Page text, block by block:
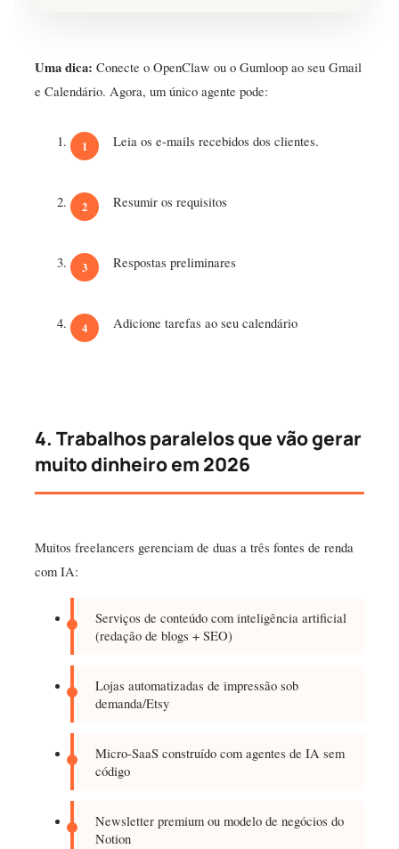
Uma dica: Conecte o OpenClaw ou o Gumloop ao seu Gmail
e Calendário. Agora, um único agente pode:
Leia os e-mails recebidos dos clientes.
Resumir os requisitos
Respostas preliminares
Adicione tarefas ao seu calendário
4. Trabalhos paralelos que vão gerar
muito dinheiro em 2026
Muitos freelancers gerenciam de duas a três fontes de renda
com IA:
Serviços de conteúdo com inteligência artificial
(redação de blogs + SEO)
Lojas automatizadas de impressão sob
demanda/Etsy
Micro-SaaS construído com agentes de IA sem
código
Newsletter premium ou modelo de negócios do
Notion